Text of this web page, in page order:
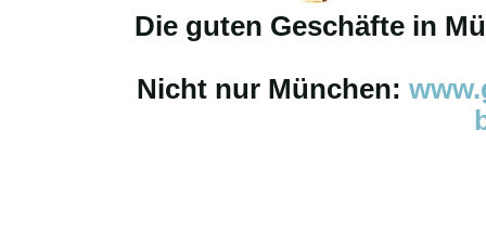
Die guten Geschäfte in
Nicht nur München: